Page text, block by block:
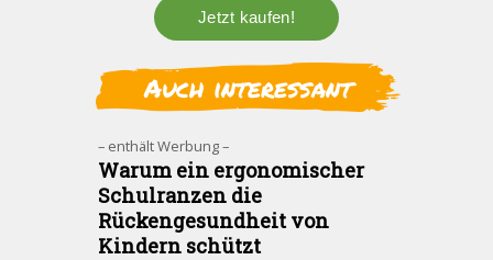
Auch interessant
– enthält Werbung –
Warum ein ergonomischer
Schulranzen die
Rückengesundheit von
Kindern schützt